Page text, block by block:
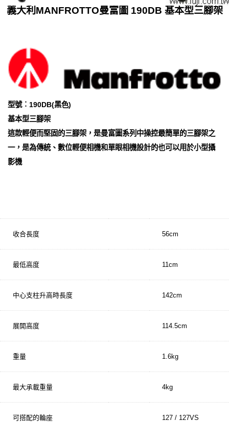
義大利MANFROTTO曼富圖 190DB 基本型三腳架
型號︰190DB(黑色)
基本型三腳架
這款輕便而堅固的三腳架，是曼富圖系列中操控最簡單的三腳架之
一，是為傳統、數位輕便相機和單眼相機設計的也可以用於小型攝
影機
收合長度 56cm
最低高度 11cm
中心支柱升高時長度 142cm
展開高度 114.5cm
重量 1.6kg
最大承載重量 4kg
可搭配的輪座 127 / 127VS